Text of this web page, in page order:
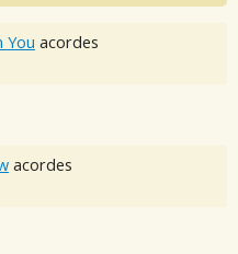
You acordes
acordes